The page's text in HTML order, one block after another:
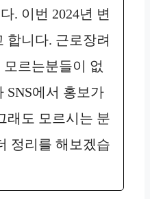
. 이번 2024년 변
합니다. 근로장려
르는분들이 없
SNS에서 홍보가
래도 모르시는 분
정리를 해보겠습